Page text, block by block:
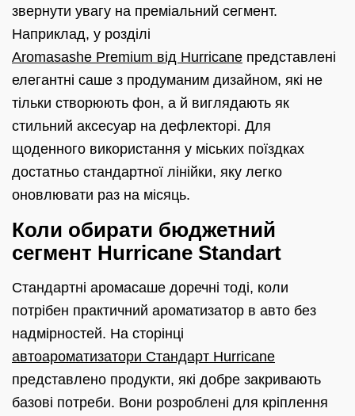
звернути увагу на преміальний сегмент.
Наприклад, у розділі
Aromasashe Premium від Hurricane представлені
елегантні саше з продуманим дизайном, які не
тільки створюють фон, а й виглядають як
стильний аксесуар на дефлекторі. Для
щоденного використання у міських поїздках
достатньо стандартної лінійки, яку легко
оновлювати раз на місяць.
Коли обирати бюджетний
сегмент Hurricane Standart
Стандартні аромасаше доречні тоді, коли
потрібен практичний ароматизатор в авто без
надмірностей. На сторінці
автоароматизатори Стандарт Hurricane
представлено продукти, які добре закривають
базові потреби. Вони розроблені для кріплення